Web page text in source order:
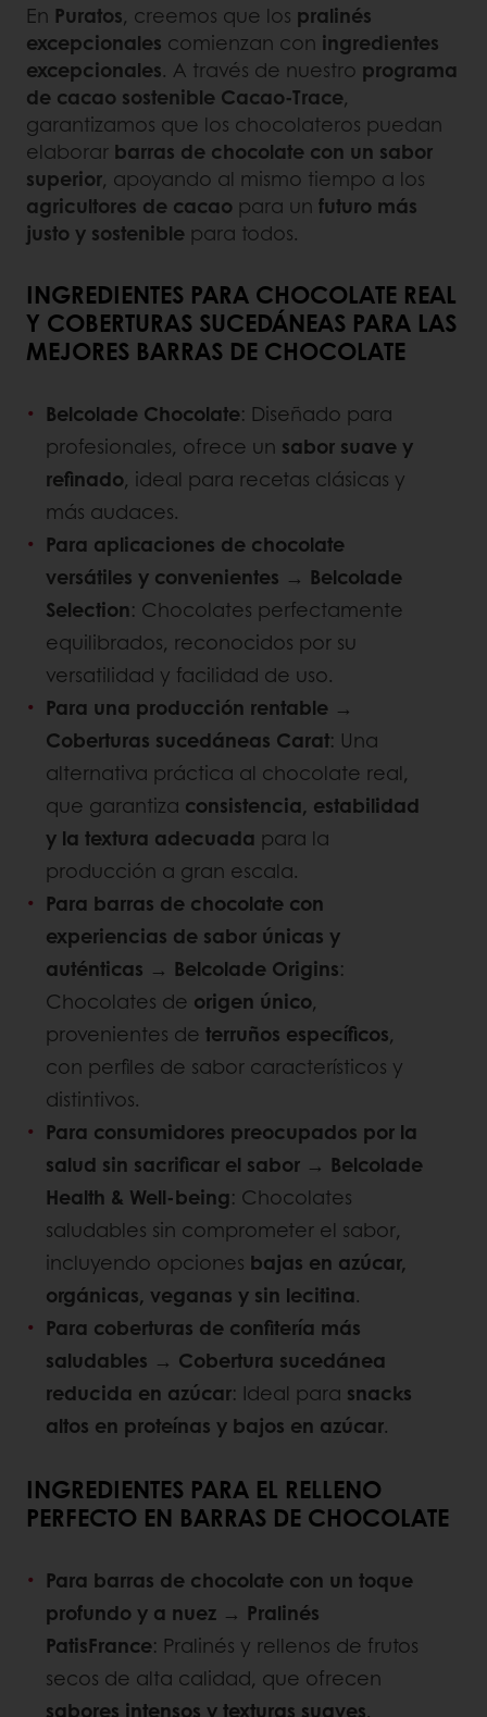
En Puratos, creemos que los pralinés
excepcionales comienzan con ingredientes
excepcionales. A través de nuestro programa
de cacao sostenible Cacao-Trace,
garantizamos que los chocolateros puedan
elaborar barras de chocolate con un sabor
superior, apoyando al mismo tiempo a los
agricultores de cacao para un futuro más
justo y sostenible para todos.
INGREDIENTES PARA CHOCOLATE REAL
Y COBERTURAS SUCEDÁNEAS PARA LAS
MEJORES BARRAS DE CHOCOLATE
Belcolade Chocolate: Diseñado para
profesionales, ofrece un sabor suave y
refinado, ideal para recetas clásicas y
más audaces.
Para aplicaciones de chocolate
versátiles y convenientes → Belcolade
Selection: Chocolates perfectamente
equilibrados, reconocidos por su
versatilidad y facilidad de uso.
Para una producción rentable →
Coberturas sucedáneas Carat: Una
alternativa práctica al chocolate real,
que garantiza consistencia, estabilidad
y la textura adecuada para la
producción a gran escala.
Para barras de chocolate con
experiencias de sabor únicas y
auténticas → Belcolade Origins:
Chocolates de origen único,
provenientes de terruños específicos,
con perfiles de sabor característicos y
distintivos.
Para consumidores preocupados por la
salud sin sacrificar el sabor → Belcolade
Health & Well-being: Chocolates
saludables sin comprometer el sabor,
incluyendo opciones bajas en azúcar,
orgánicas, veganas y sin lecitina.
Para coberturas de confitería más
saludables → Cobertura sucedánea
reducida en azúcar: Ideal para snacks
altos en proteínas y bajos en azúcar.
INGREDIENTES PARA EL RELLENO
PERFECTO EN BARRAS DE CHOCOLATE
Para barras de chocolate con un toque
profundo y a nuez → Pralinés
PatisFrance: Pralinés y rellenos de frutos
secos de alta calidad, que ofrecen
sabores intensos y texturas suaves.